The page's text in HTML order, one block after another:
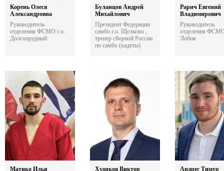
Корень Олеся
Александровна
Руководитель
отделения ФСМО г.о.
Долгопрудный
Буланцов Андрей
Михайлович
Президент Федерации
самбо г.о. Щелково ,
тренер сборной России
по самбо (кадеты)
Рарич Евгений
Владимирович
Руководитель
отделения
Лобня
Матико Илья Худяков Виктор Андрес Тимур